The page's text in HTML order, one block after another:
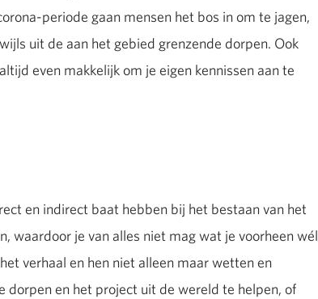
periode gaan mensen het bos in om te jagen,
uit de aan het gebied grenzende dorpen. Ook
even makkelijk om je eigen kennissen aan te
en indirect baat hebben bij het bestaan van het
waardoor je van alles niet mag wat je voorheen wél
verhaal en hen niet alleen maar wetten en
dorpen en het project uit de wereld te helpen, of